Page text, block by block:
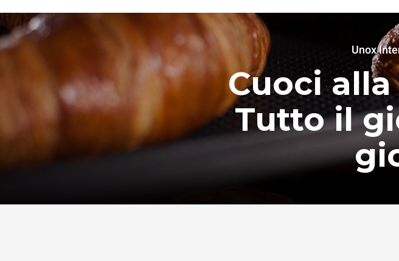
Unox
Cuoci
Tutto il